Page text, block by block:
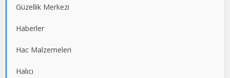
Güzellik Merkezi
Haberler
Hac Malzemeleri
Halıcı